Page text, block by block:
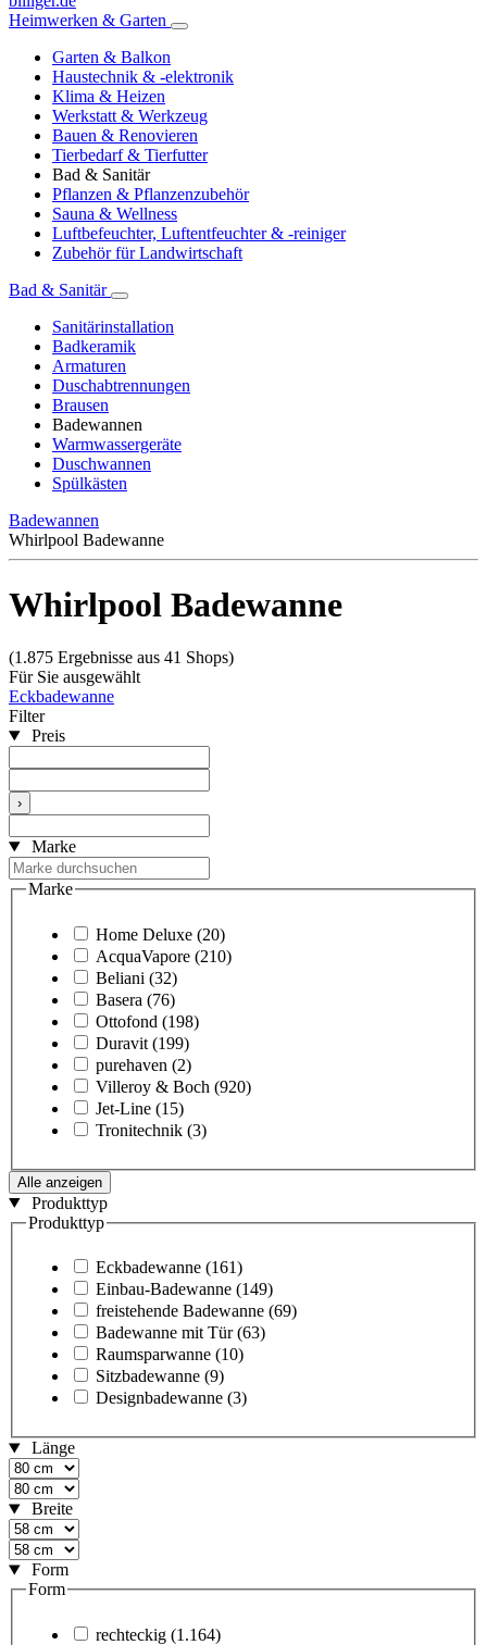
Heimwerken & Garten
Garten & Balkon
Haustechnik & -elektronik
Klima & Heizen
Werkstatt & Werkzeug
Bauen & Renovieren
Tierbedarf & Tierfutter
Bad & Sanitär
Pflanzen & Pflanzenzubehör
Sauna & Wellness
Luftbefeuchter, Luftentfeuchter & -reiniger
Zubehör für Landwirtschaft
Bad & Sanitär
Sanitärinstallation
Badkeramik
Armaturen
Duschabtrennungen
Brausen
Badewannen
Warmwassergeräte
Duschwannen
Spülkästen
Badewannen
Whirlpool Badewanne
Whirlpool Badewanne
(1.875 Ergebnisse aus 41 Shops)
Für Sie ausgewählt
Eckbadewanne
Filter
Preis
›
Marke
Marke
Home Deluxe (20)
AcquaVapore (210)
Beliani (32)
Basera (76)
Ottofond (198)
Duravit (199)
purehaven (2)
Villeroy & Boch (920)
Jet-Line (15)
Tronitechnik (3)
Alle anzeigen
Produkttyp
Produkttyp
Eckbadewanne (161)
Einbau-Badewanne (149)
freistehende Badewanne (69)
Badewanne mit Tür (63)
Raumsparwanne (10)
Sitzbadewanne (9)
Designbadewanne (3)
Länge
Breite
Form
Form
rechteckig (1.164)